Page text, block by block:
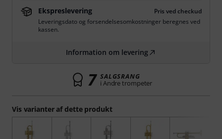
Vis varianter af dette produkt
Ekspreslevering
Pris ved checkud
Leveringsdato og forsendelsesomkostninger beregnes ved
kassen.
Information om levering
7 SALGSRANG
i Andre trompeter